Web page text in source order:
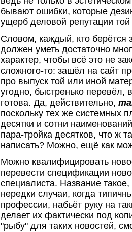
бывают ошибки, которые
ущерб деловой репутации
Словом, каждый, кто берётся
должен уметь достаточно
характер, чтобы всё это не
сложного-то: зашёл на сайт
про выпуск той или иной
угодно, быстренько перевёл,
готова. Да, действительно,
поскольку тех же системных
десятки и сотни
пара-тройка десятков, что ж
написать? Можно, ещё как
Можно квалифицировать
перевести спецификации
специалиста. Название
нередки случаи, когда
профессии, набьёт руку на
делает их фактически под
"рыбу" для таких новостей,